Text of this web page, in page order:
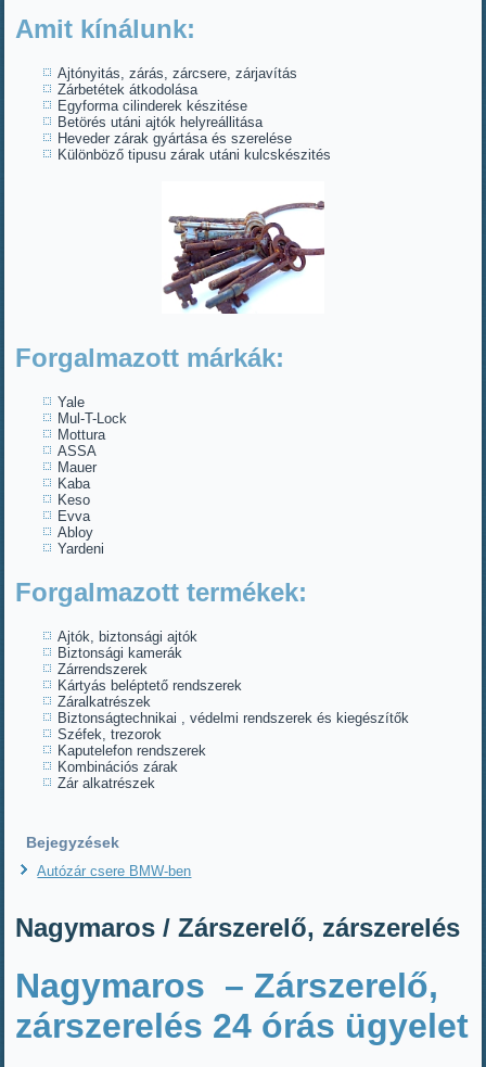
Amit kínálunk:
Ajtónyitás, zárás, zárcsere, zárjavítás
Zárbetétek átkodolása
Egyforma cilinderek készitése
Betörés utáni ajtók helyreállitása
Heveder zárak gyártása és szerelése
Különböző tipusu zárak utáni kulcskészités
Forgalmazott márkák:
Yale
Mul-T-Lock
Mottura
ASSA
Mauer
Kaba
Keso
Evva
Abloy
Yardeni
Forgalmazott termékek:
Ajtók, biztonsági ajtók
Biztonsági kamerák
Zárrendszerek
Kártyás beléptető rendszerek
Záralkatrészek
Biztonságtechnikai , védelmi rendszerek és kiegészítők
Széfek, trezorok
Kaputelefon rendszerek
Kombinációs zárak
Zár alkatrészek
Bejegyzések
Autózár csere BMW-ben
Nagymaros / Zárszerelő, zárszerelés
Nagymaros – Zárszerelő,
zárszerelés 24 órás ügyelet